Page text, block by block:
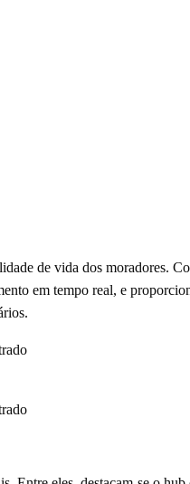
de vida dos moradores.
em tempo real, e